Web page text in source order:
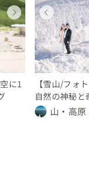
るからこそでき
混雑状況やタイム
影も可能です。
で宿泊と合わせて
が本当に激しいで
ないかです　2月
ウェデ
長野県
10 〜
に1
ト
ウェ
山形県
〜 10
【雪山/フォ
自然の神秘
福 樹氷の中
山・高原